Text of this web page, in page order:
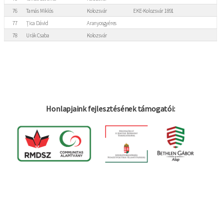
76
Tamás Miklós Kolozsvár
EKE-Kolozsvár 1891
77
Țica Dávid
Aranyosgyéres
78
Urák Csaba Kolozsvár
Honlapjaink fejlesztésének támogatói: